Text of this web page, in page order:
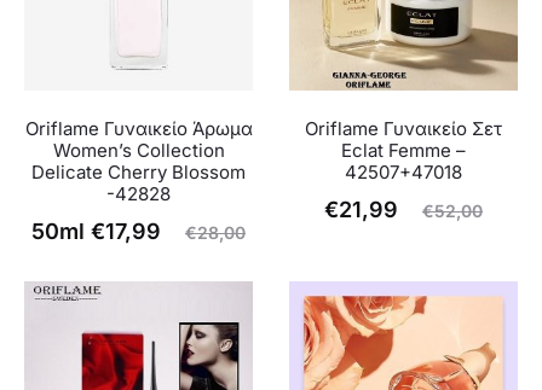
Oriflame Γυναικείο Άρωμα
Women’s Collection
Delicate Cherry Blossom
-42828
€28,00
Original
€28,00.
€17,99
Η
τιμή
είναι:
€17,99.
50ml
Oriflame Γυναικείο Σετ
Eclat Femme –
42507+47018
€52,00
Original
was:
€52,00.
€21,99
Η
τρέχουσα
τιμή
είναι:
€21,99.